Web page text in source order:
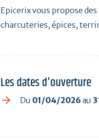
Epicerix vous propose
charcuteries, épices,
Les dates d'ouverture
Du 01/04/2026 au